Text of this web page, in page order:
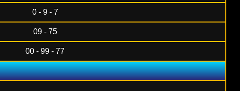
0 - 9 - 7
09 - 75
00 - 99 - 77